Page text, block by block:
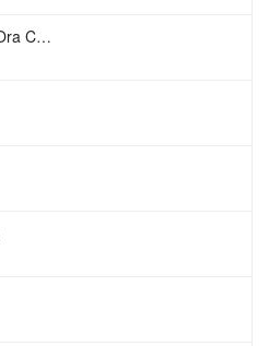
Cesare Cremonini – Ora Che Non Ho Più Te